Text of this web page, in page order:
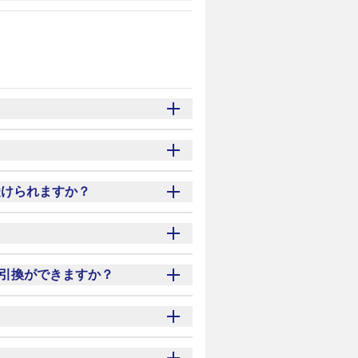
当日にお引き取りの連絡がな
ましては2～3営業日以内に東
ます。
られますか？
換ができますか？